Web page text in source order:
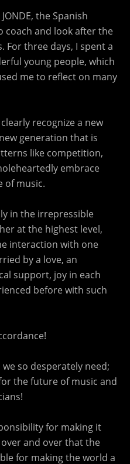
the Spanish
coach and look after the
three days, I spent a
young people, which
me to reflect on many
recognize a new
generation that is
like competition,
embrace
of music.
in the irrepressible
at the highest level,
interaction with one
by a love, an
support, joy in each
before with such
so desperately need;
the future of music and
for making it
over and over that the
for making the world a